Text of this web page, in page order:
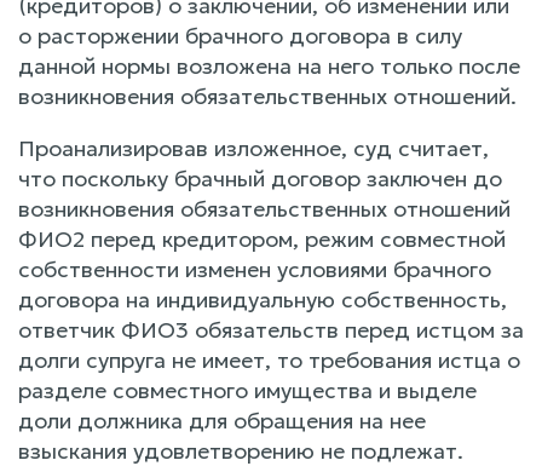
о расторжении брачного договора в силу
данной нормы возложена на него только после
возникновения обязательственных отношений.
Проанализировав изложенное, суд считает,
что поскольку брачный договор заключен до
возникновения обязательственных отношений
ФИО2 перед кредитором, режим совместной
собственности изменен условиями брачного
договора на индивидуальную собственность,
ответчик ФИО3 обязательств перед истцом за
долги супруга не имеет, то требования истца о
разделе совместного имущества и выделе
доли должника для обращения на нее
взыскания удовлетворению не подлежат.